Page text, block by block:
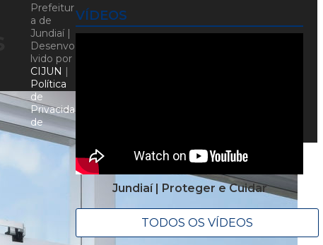
VÍDEOS
Jundiaí | Proteger e Cuidar
TODOS OS VÍDEOS
Prefeitur
a de
Jundiaí |
Desenvo
lvido por
CIJUN |
Política
de
Privacida
de